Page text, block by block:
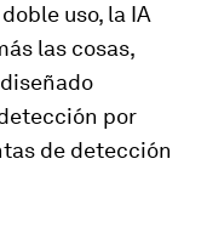
uso, la IA
las cosas,
por
de detección